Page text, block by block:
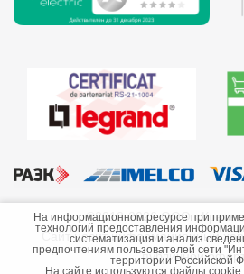
©2013-2026 ООО
Сайт носит информационный
публичной
На информационном ресурсе при
технологий предоставления
систематизация и анализ
предпочтениям пользователей сети
территории Российской
На сайте используются файлы